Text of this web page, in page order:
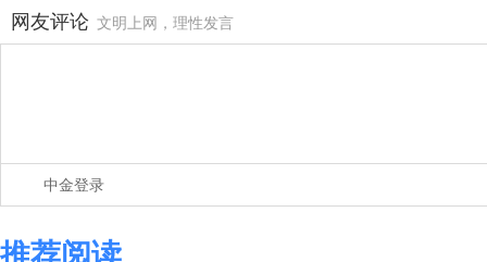
网友评论 文明上网，理性发言
中金登录
推荐阅读